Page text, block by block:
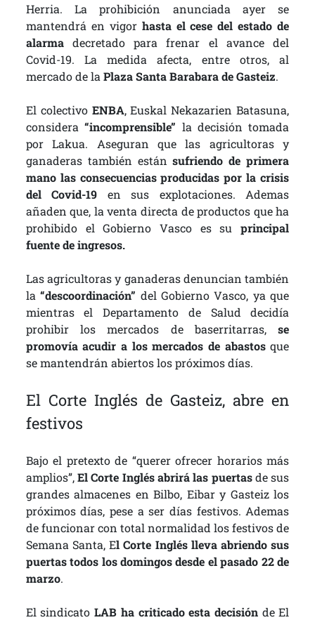
Herria. La prohibición anunciada ayer se
mantendrá en vigorhasta el cese del estado de
alarmadecretado para frenar el avance del
Covid-19. La medida afecta, entre otros, al
mercado de la Plaza Santa Barabara de Gasteiz.
El colectivo ENBA, Euskal Nekazarien Batasuna,
considera“incomprensible” la decisión tomada
por Lakua. Aseguran que las agricultoras y
ganaderas también estánsufriendo de primera
mano las consecuencias producidas por la crisis
del Covid-19 en sus explotaciones. Ademas
añaden que, la venta directa de productos que ha
prohibido el Gobierno Vasco es su principal
fuente de ingresos.
Las agricultoras y ganaderas denuncian también
la“descoordinación” del Gobierno Vasco, ya que
mientras el Departamento de Salud decidía
prohibir los mercados de baserritarras,se
promovía acudir a los mercados de abastosque
se mantendrán abiertos los próximos días.
El Corte Inglés de Gasteiz, abre en
festivos
Bajo el pretexto de “querer ofrecer horarios más
amplios”,El Corte Inglés abrirá las puertasde sus
grandes almacenes en Bilbo, Eibar y Gasteiz los
próximos días, pese a ser días festivos. Ademas
de funcionar con total normalidad los festivos de
Semana Santa, El Corte Inglés lleva abriendo sus
puertas todos los domingos desde el pasado 22 de
marzo.
El sindicato LAB ha criticado esta decisiónde El